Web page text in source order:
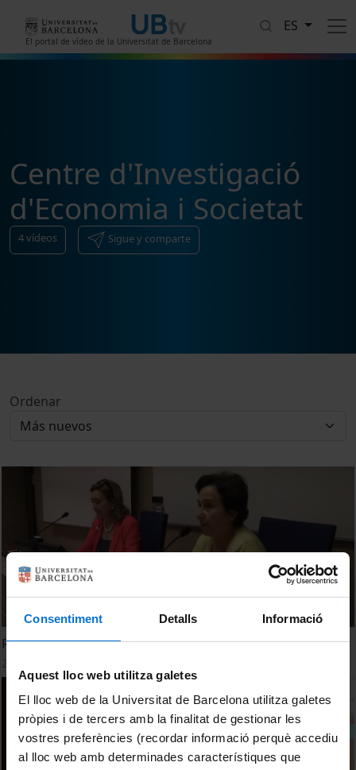
Consentiment Detalls Informació
Aquest lloc web utilitza galetes
El lloc web de la Universitat de Barcelona utilitza galetes
pròpies i de tercers amb la finalitat de gestionar les
vostres preferències (recordar informació perquè accediu
al lloc web amb determinades característiques que
El portal de vídeo de la Universitat de Barcelona
ES
Centre d'Investigació
d'Economia i Societat
4vídeos Sigue y comparte
Ordenar
Responsabilitat Social Corporativa